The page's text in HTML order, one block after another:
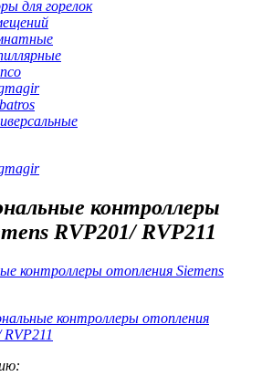
для горелок
контроллеры
RVP201/ RVP211